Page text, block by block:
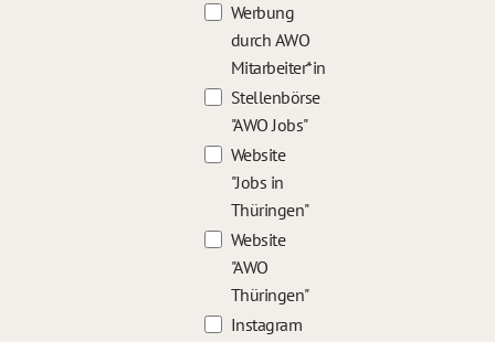
Werbung
durch AWO
Mitarbeiter*in
Stellenbörse
"AWO Jobs"
Website
"Jobs in
Thüringen"
Website
"AWO
Thüringen"
Instagram